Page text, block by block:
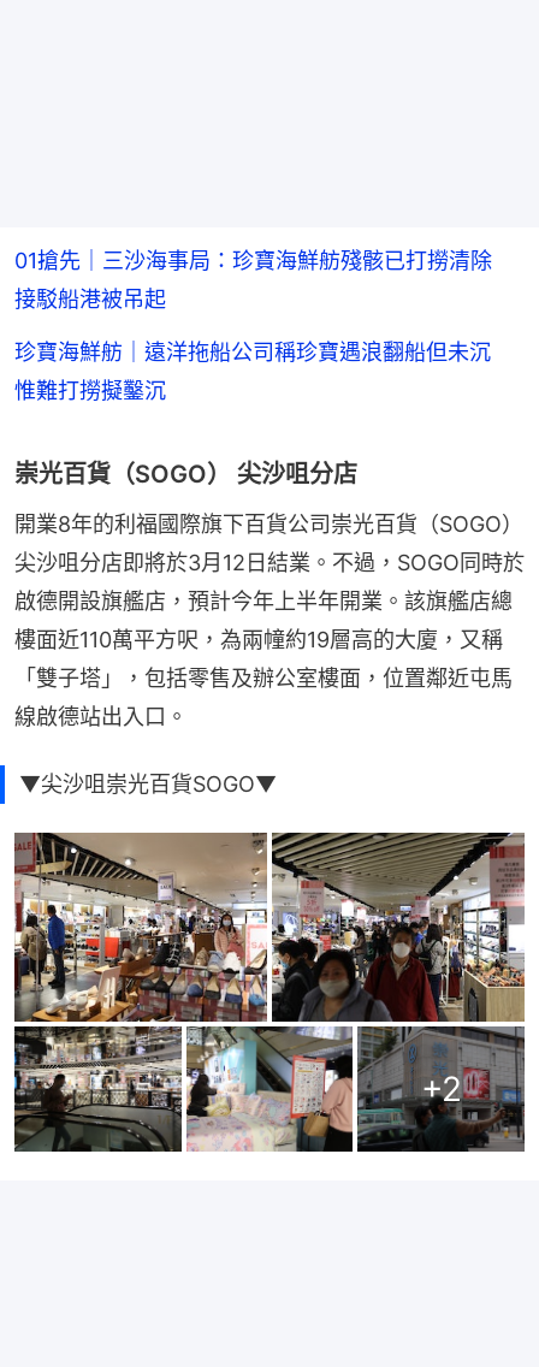
01搶先｜三沙海事局：珍寶海鮮舫殘骸已打撈清除
接駁船港被吊起
珍寶海鮮舫｜遠洋拖船公司稱珍寶遇浪翻船但未沉
惟難打撈擬鑿沉
崇光百貨（SOGO） 尖沙咀分店
開業8年的利福國際旗下百貨公司崇光百貨（SOGO）
尖沙咀分店即將於3月12日結業。不過，SOGO同時於
啟德開設旗艦店，預計今年上半年開業。該旗艦店總
樓面近110萬平方呎，為兩幢約19層高的大廈，又稱
「雙子塔」，包括零售及辦公室樓面，位置鄰近屯馬
線啟德站出入口。
▼尖沙咀崇光百貨SOGO▼
+2